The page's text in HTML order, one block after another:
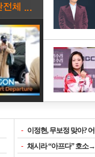
- 이정현, 무보정 맞아?
- 채시라 “아프다” 호소→